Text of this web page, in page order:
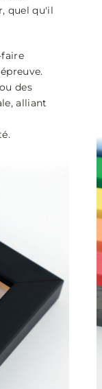
quel qu'il
des
alliant